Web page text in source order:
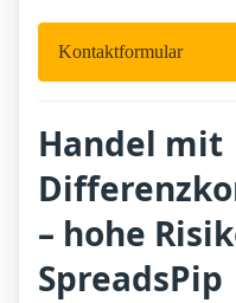
Kontaktformular
Handel mit
– hohe
SpreadsPip